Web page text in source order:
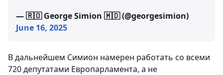
— 🇷🇴 George Simion 🇲🇩 (@georgesimion)
June 16, 2025
В дальнейшем Симион намерен работать со всеми
720 депутатами Европарламента, а не